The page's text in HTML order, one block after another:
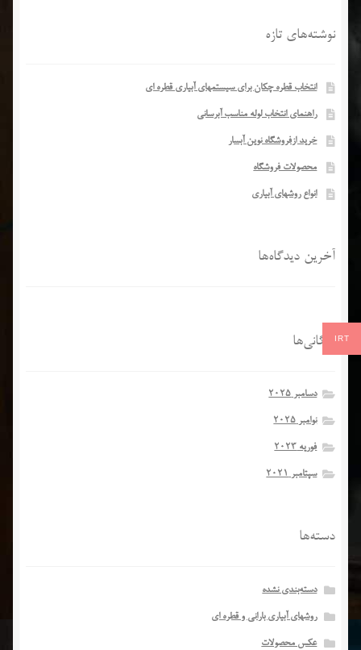
نوشته‌های تازه
انتخاب قطره چکان برای سیستمهای آبیاری قطره ای
راهنمای انتخاب لوله مناسب آبرسانی
خرید ازفروشگاه نوین آبسار
محصولات فروشگاه
انواع روشهای آبیاری
آخرین دیدگاه‌ها
بایگانی‌ها
دسامبر 2025
نوامبر 2025
فوریه 2023
سپتامبر 2021
دسته‌ها
دسته‌بندی نشده
روشهای آبیاری بارانی و قطره ای
عکس محصولات
IRT